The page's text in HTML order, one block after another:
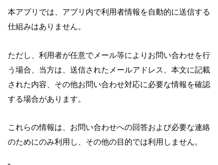
本アプリでは、アプリ内で利用者情報を自動的に送信する
仕組みはありません。
ただし、利用者が任意でメール等によりお問い合わせを行
う場合、当方は、送信されたメールアドレス、本文に記載
された内容、その他お問い合わせ対応に必要な情報を確認
する場合があります。
これらの情報は、お問い合わせへの回答および必要な連絡
のためにのみ利用し、その他の目的では利用しません。